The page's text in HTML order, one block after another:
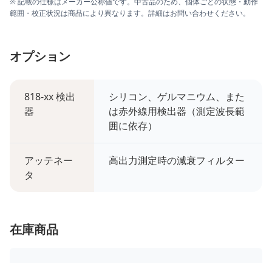
範囲・校正状況は商品により異なります。詳細はお問い合わせください。
オプション
818-xx 検出
器
シリコン、ゲルマニウム、また
は赤外線用検出器（測定波長範
囲に依存）
アッテネー
タ
高出力測定時の減衰フィルター
在庫商品